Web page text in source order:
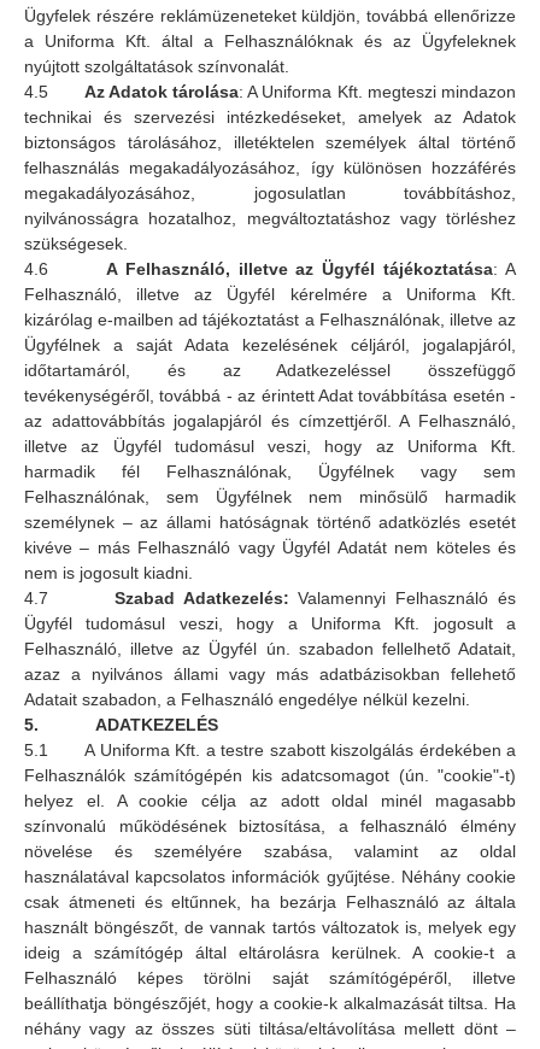
Ügyfelek részére reklámüzeneteket küldjön, továbbá ellenőrizze
a Uniforma Kft. által a Felhasználóknak és az Ügyfeleknek
nyújtott szolgáltatások színvonalát.
4.5 Az Adatok tárolása: A Uniforma Kft. megteszi mindazon
technikai és szervezési intézkedéseket, amelyek az Adatok
biztonságos tárolásához, illetéktelen személyek által történő
felhasználás megakadályozásához, így különösen hozzáférés
megakadályozásához, jogosulatlan továbbításhoz,
nyilvánosságra hozatalhoz, megváltoztatáshoz vagy törléshez
szükségesek.
4.6 A Felhasználó, illetve az Ügyfél tájékoztatása: A
Felhasználó, illetve az Ügyfél kérelmére a Uniforma Kft.
kizárólag e-mailben ad tájékoztatást a Felhasználónak, illetve az
Ügyfélnek a saját Adata kezelésének céljáról, jogalapjáról,
időtartamáról, és az Adatkezeléssel összefüggő
tevékenységéről, továbbá - az érintett Adat továbbítása esetén -
az adattovábbítás jogalapjáról és címzettjéről. A Felhasználó,
illetve az Ügyfél tudomásul veszi, hogy az Uniforma Kft.
harmadik fél Felhasználónak, Ügyfélnek vagy sem
Felhasználónak, sem Ügyfélnek nem minősülő harmadik
személynek – az állami hatóságnak történő adatközlés esetét
kivéve – más Felhasználó vagy Ügyfél Adatát nem köteles és
nem is jogosult kiadni.
4.7 Szabad Adatkezelés: Valamennyi Felhasználó és
Ügyfél tudomásul veszi, hogy a Uniforma Kft. jogosult a
Felhasználó, illetve az Ügyfél ún. szabadon fellelhető Adatait,
azaz a nyilvános állami vagy más adatbázisokban fellehető
Adatait szabadon, a Felhasználó engedélye nélkül kezelni.
5. ADATKEZELÉS
5.1 A Uniforma Kft. a testre szabott kiszolgálás érdekében a
Felhasználók számítógépén kis adatcsomagot (ún. "cookie"-t)
helyez el. A cookie célja az adott oldal minél magasabb
színvonalú működésének biztosítása, a felhasználó élmény
növelése és személyére szabása, valamint az oldal
használatával kapcsolatos információk gyűjtése. Néhány cookie
csak átmeneti és eltűnnek, ha bezárja Felhasználó az általa
használt böngészőt, de vannak tartós változatok is, melyek egy
ideig a számítógép által eltárolásra kerülnek. A cookie-t a
Felhasználó képes törölni saját számítógépéről, illetve
beállíthatja böngészőjét, hogy a cookie-k alkalmazását tiltsa. Ha
néhány vagy az összes süti tiltása/eltávolítása mellett dönt –